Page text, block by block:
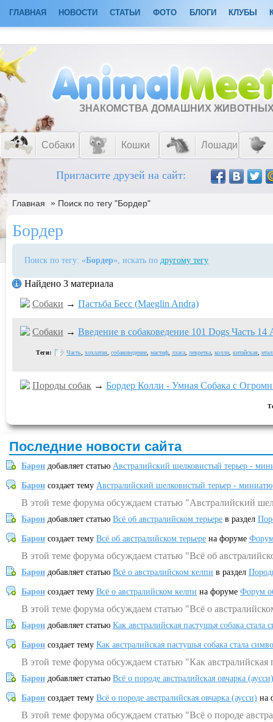
ГЛАВНАЯ НОВОСТИ СТАТЬИ ФОТО БЛОГИ КЛУБЫ
ЗНАКОМСТВА ДОМАШНИХ
Собаки Кошки Лошади
Пригласите друзей на сайт:
Главная » Поиск по тегу "Бордер"
Бордер
Поиск по тегу: «Бордер», искать по другому тегу
Найдено 3 материала
Собаки → Пастьба Бесс (Maeglin Andra)
Собаки → Введение в собаковедение 101 Dogs Часть 14
Теги: Часть хохлатая собаковедение мастиф лхаса левретка колли китайская
Породы собак → Бордер Колли - Умная Собака с
Последние новости сайта
Барон добавляет статью Австралийский шелковистый терьер -
Барон создает тему Австралийский шелковистый терьер -
В этой теме форума обсуждаем статью "Австралийский
Барон добавляет статью Всё об австралийском терьере в раздел
Барон создает тему Всё об австралийском терьере на форуме
В этой теме форума обсуждаем статью "Всё об
Барон добавляет статью Всё о австралийском келпи в раздел
Барон создает тему Всё о австралийском келпи на форуме Форум
В этой теме форума обсуждаем статью "Всё о
Барон добавляет статью Как австралийская пастушья собака
Барон создает тему Как австралийская пастушья собака стала
В этой теме форума обсуждаем статью "Как
Барон добавляет статью Всё о породе австралийская овчарка (аусси)
Барон создает тему Всё о породе австралийская овчарка (аусси) на
В этой теме форума обсуждаем статью "Всё о породе